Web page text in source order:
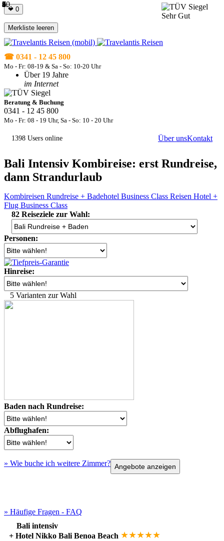
❤ 0
Merkliste leeren
☎ 0341 - 12 45 800
Mo - Fr: 08-19 & Sa - So: 10-20 Uhr
Über 19 Jahre
im Internet
Beratung & Buchung
0341 - 12 45 800
Mo - Fr: 08 - 19 Uhr, Sa - So: 10 - 20 Uhr
1398 Users online Über unsKontakt
Bali Intensiv Kombireise: erst Rundreise,
dann Strandurlaub
Kombireisen Rundreise + Badehotel Business Class Reisen Hotel +
Flug Business Class
82 Reiseziele zur Wahl:
Personen:
Hinreise:
5 Varianten zur Wahl
Baden nach Rundreise:
Abflughafen:
» Wie buche ich weitere Zimmer?
» Häufige Fragen - FAQ
1.
Bali intensiv
+ Hotel Nikko Bali Benoa Beach ★★★★★
2.
3.
4.
5.
6.
7.
8.
9.
10.